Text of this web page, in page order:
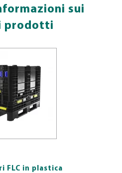
sui
prodotti
FLC in plastica